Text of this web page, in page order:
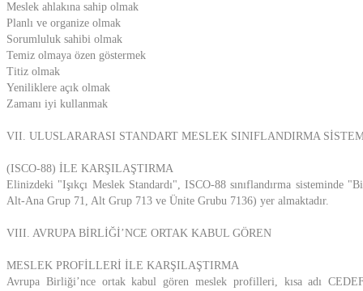
Meslek ahlakına sahip olmak
Planlı ve organize olmak
Sorumluluk sahibi olmak
Temiz olmaya özen göstermek
Titiz olmak
Yeniliklere açık olmak
Zamanı iyi kullanmak
VII. ULUSLARARASI STANDART MESLEK SINIFLANDIRMA
(ISCO-88) İLE KARŞILAŞTIRMA
Elinizdeki "Işıkçı Meslek Standardı", ISCO-88 sınıflandırma
Alt-Ana Grup 71, Alt Grup 713 ve Ünite Grubu 7136) yer almaktadır.
VIII. AVRUPA BİRLİĞİ’NCE ORTAK KABUL GÖREN
MESLEK PROFİLLERİ İLE KARŞILAŞTIRMA
Avrupa Birliği’nce ortak kabul gören meslek profilleri, kısa adı